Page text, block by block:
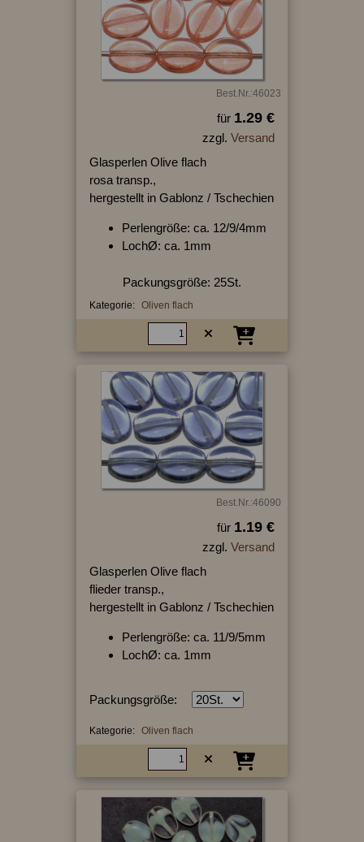
Best.Nr.:46023
für 1.29 €
zzgl. Versand
Glasperlen Olive flach
rosa transp.,
hergestellt in Gablonz / Tschechien
Perlengröße: ca. 12/9/4mm
LochØ: ca. 1mm
Packungsgröße: 25St.
Kategorie: Oliven flach
Best.Nr.:46090
für 1.19 €
zzgl. Versand
Glasperlen Olive flach
flieder transp.,
hergestellt in Gablonz / Tschechien
Perlengröße: ca. 11/9/5mm
LochØ: ca. 1mm
Packungsgröße:
Kategorie: Oliven flach